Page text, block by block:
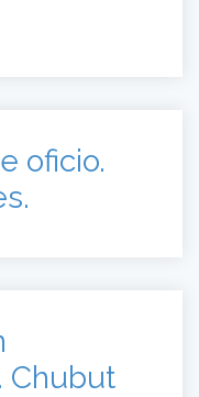
oficio.
Chubut